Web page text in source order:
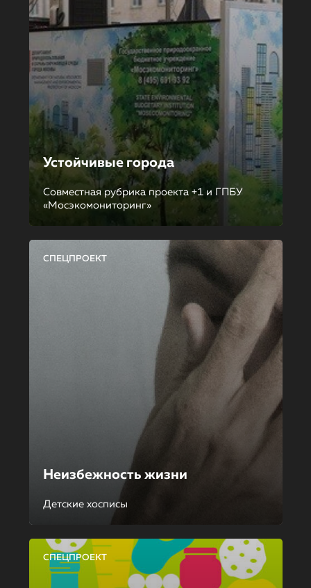
Устойчивые города
Совместная рубрика проекта +1 и ГПБУ
«Мосэкомониторинг»
СПЕЦПРОЕКТ
Неизбежность жизни
Детские хосписы
СПЕЦПРОЕКТ